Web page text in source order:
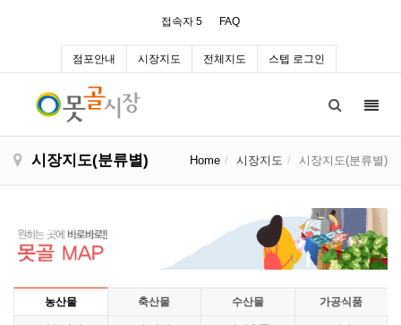
접속자 5 FAQ
점포안내 시장지도 전체지도 스텝 로그인
시장지도(분류별) Home 시장지도 시장지도(분류별)
농산물 축산물 수산물 가공식품